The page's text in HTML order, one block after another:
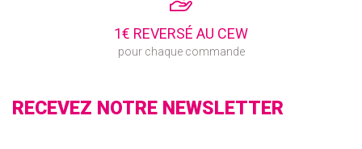
1€ REVERSÉ AU CEW
pour chaque commande
RECEVEZ NOTRE NEWSLETTER